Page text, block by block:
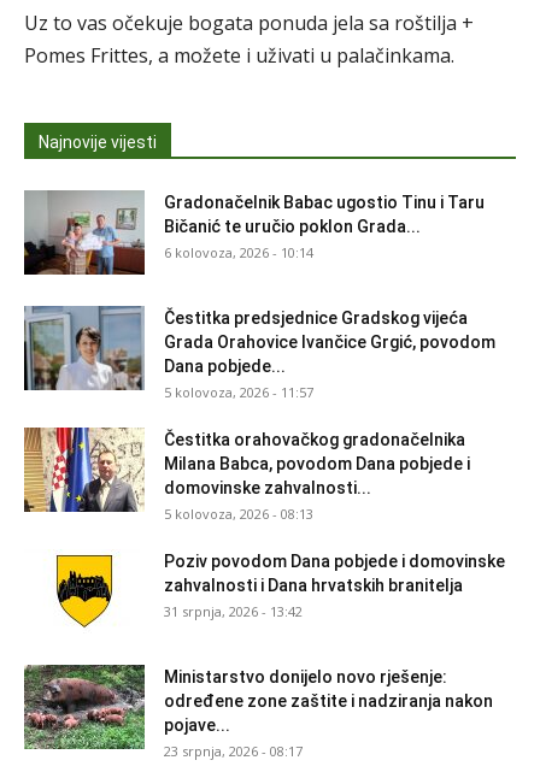
Uz to vas očekuje bogata ponuda jela sa roštilja +
Pomes Frittes, a možete i uživati u palačinkama.
Najnovije vijesti
Gradonačelnik Babac ugostio Tinu i Taru
Bičanić te uručio poklon Grada...
6 kolovoza, 2026 - 10:14
Čestitka predsjednice Gradskog vijeća
Grada Orahovice Ivančice Grgić, povodom
Dana pobjede...
5 kolovoza, 2026 - 11:57
Čestitka orahovačkog gradonačelnika
Milana Babca, povodom Dana pobjede i
domovinske zahvalnosti...
5 kolovoza, 2026 - 08:13
Poziv povodom Dana pobjede i domovinske
zahvalnosti i Dana hrvatskih branitelja
31 srpnja, 2026 - 13:42
Ministarstvo donijelo novo rješenje:
određene zone zaštite i nadziranja nakon
pojave...
23 srpnja, 2026 - 08:17